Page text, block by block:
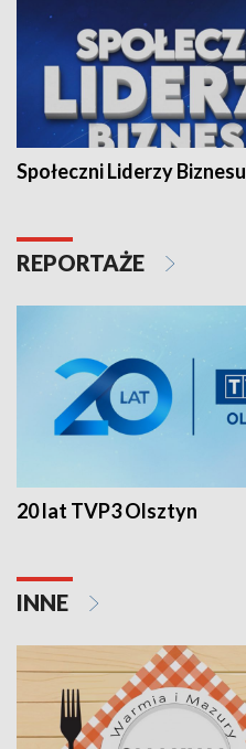
Społeczni Liderzy Biznesu
REPORTAŻE
20 lat TVP3 Olsztyn
INNE